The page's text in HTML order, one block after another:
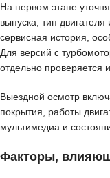
На первом этапе
выпуска, тип
сервисная история,
Для версий с
отдельно проверяется
Выездной осмотр
покрытия, работы
мультимедиа и
Факторы,